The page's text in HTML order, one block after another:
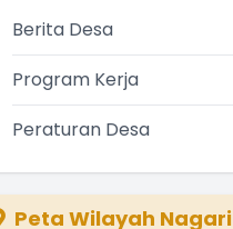
Berita Desa
Program Kerja
Peraturan Desa
Peta Wilayah Nagari